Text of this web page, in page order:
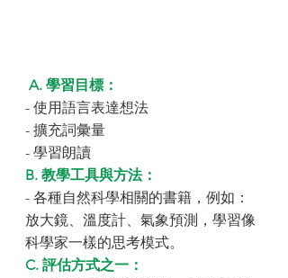
A. 學習目標：
- 使用語言表達想法
- 擴充詞彙量
- 學習朗讀
B. 教學工具與方法：
- 各種自然科學相關的書籍，例如：
放大鏡、溫度計、氣象預測，學習像
科學家一樣的思考模式。
C. 評估方式之一：